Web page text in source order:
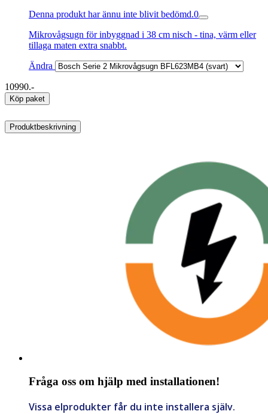
Denna produkt har ännu inte blivit bedömd.0
Mikrovågsugn för inbyggnad i 38 cm nisch - tina, värm eller
tillaga maten extra snabbt.
Ändra
10990.-
Köp paket
Produktbeskrivning
Fråga oss om hjälp med installationen!
Vissa elprodukter får du inte installera själv.